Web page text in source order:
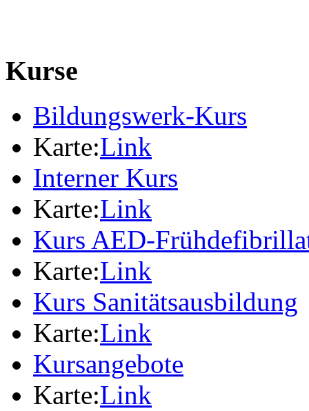
Kurse
Bildungswerk-Kurs
Karte:Link
Interner Kurs
Karte:Link
Kurs AED-
Karte:Link
Kurs Sanitätsausbildung
Karte:Link
Kursangebote
Karte:Link